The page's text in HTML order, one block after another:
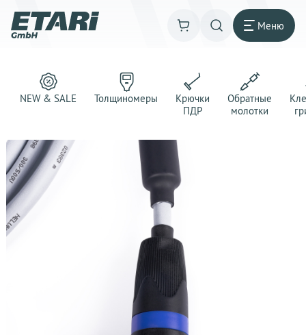
Меню
NEW & SALE Толщиномеры
Крючки
ПДР
Обратные
молотки